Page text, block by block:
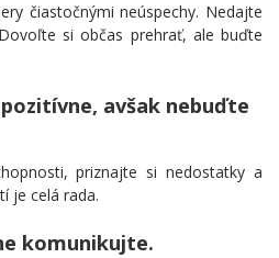
čiastočnými neúspechy. Nedajte
si občas prehrať, ale buďte
avšak nebuďte
priznajte si nedostatky a
je celá rada.
komunikujte.